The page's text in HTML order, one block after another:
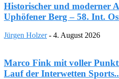
Historischer und moderner
Uphöfener Berg – 58. Int.
Jürgen Holzer - 4. August 2026
Marco Fink mit voller
Lauf der Interwetten